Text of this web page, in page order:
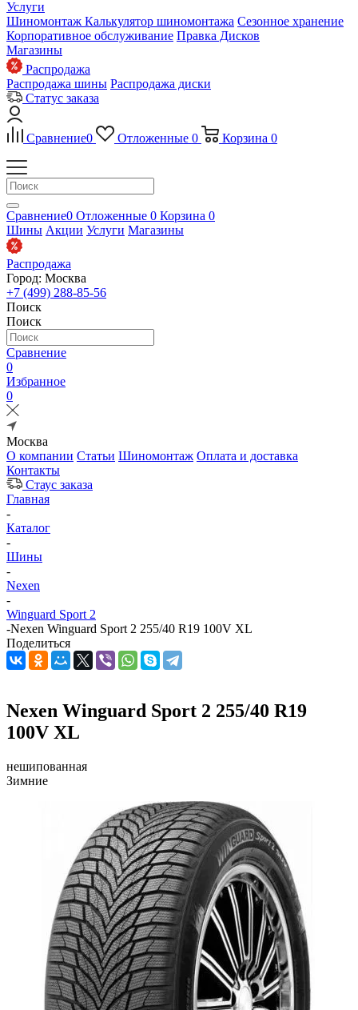
Услуги
Шиномонтаж Калькулятор шиномонтажа Сезонное хранение
Корпоративное обслуживание Правка Дисков
Магазины
Распродажа
Распродажа шины Распродажа диски
Статус заказа
Сравнение0 Отложенные 0 Корзина 0
Сравнение0 Отложенные 0 Корзина 0
Шины Акции Услуги Магазины
Распродажа
Город: Москва
+7 (499) 288-85-56
Поиск
Поиск
Сравнение
0
Избранное
0
Москва
О компании Статьи Шиномонтаж Оплата и доставка
Контакты
Стаус заказа
Главная
-
Каталог
-
Шины
-
Nexen
-
Winguard Sport 2
-Nexen Winguard Sport 2 255/40 R19 100V XL
Поделиться
Nexen Winguard Sport 2 255/40 R19
100V XL
нешипованная
Зимние